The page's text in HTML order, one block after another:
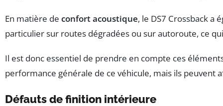
En matière de confort acoustique, le DS7 Crossback
particulier sur routes dégradées ou sur autoroute, ce
Il est donc essentiel de prendre en compte ces
performance générale de ce véhicule, mais ils
Défauts de finition intérieure